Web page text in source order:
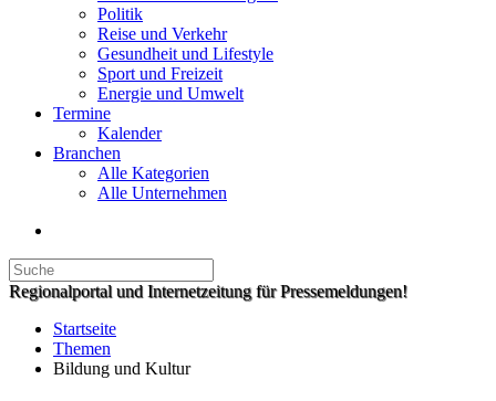
Politik
Reise und Verkehr
Gesundheit und Lifestyle
Sport und Freizeit
Energie und Umwelt
Termine
Kalender
Branchen
Alle Kategorien
Alle Unternehmen
Regionalportal und Internetzeitung für Pressemeldungen!
Startseite
Themen
Bildung und Kultur